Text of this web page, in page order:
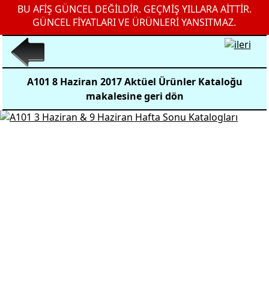
BU AFİŞ GÜNCEL DEĞİLDİR. GEÇMİŞ YILLARA AİTTİR.
GÜNCEL FİYATLARI VE ÜRÜNLERİ YANSITMAZ.
A101 8 Haziran 2017 Aktüel Ürünler Kataloğu
makalesine geri dön